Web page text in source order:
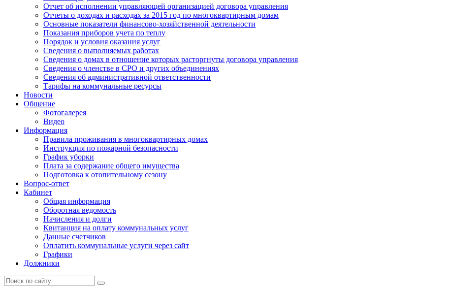
Отчет об исполнении управляющей организацией договора управления
Отчеты о доходах и расходах за 2015 год по многоквартирным домам
Основные показатели финансово-хозяйственной деятельности
Показания приборов учета по теплу
Порядок и условия оказания услуг
Сведения о выполняемых работах
Сведения о домах в отношение которых расторгнуты договора управления
Сведения о членстве в СРО и других объединениях
Сведения об административной ответственности
Тарифы на коммунальные ресурсы
Новости
Общение
Фотогалерея
Видео
Информация
Правила проживания в многоквартирных домах
Инструкция по пожарной безопасности
График уборки
Плата за содержание общего имущества
Подготовка к отопительному сезону
Вопрос-ответ
Кабинет
Общая информация
Оборотная ведомость
Начисления и долги
Квитанция на оплату коммунальных услуг
Данные счетчиков
Оплатить коммунальные услуги через сайт
Графики
Должники